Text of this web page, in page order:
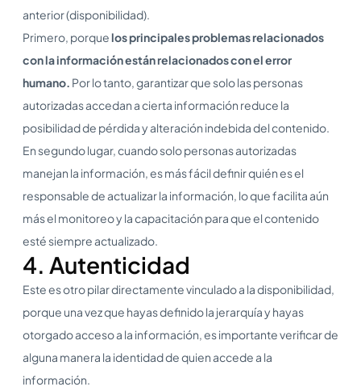
anterior (disponibilidad).
Primero, porquelos principales problemas relacionados
con la información están relacionados con el error
humano. Por lo tanto, garantizar que solo las personas
autorizadas accedan a cierta información reduce la
posibilidad de pérdida y alteración indebida del contenido.
En segundo lugar, cuando solo personas autorizadas
manejan la información, es más fácil definir quién es el
responsable de actualizar la información, lo que facilita aún
más el monitoreo y la capacitación para que el contenido
esté siempre actualizado.
4. Autenticidad
Este es otro pilar directamente vinculado a la disponibilidad,
porque una vez que hayas definido la jerarquía y hayas
otorgado acceso a la información, es importante verificar de
alguna manera la identidad de quien accede a la
información.